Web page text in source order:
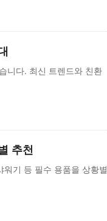
니다. 최신 트렌드와 친환
추천
기 등 필수 용품을 상황별